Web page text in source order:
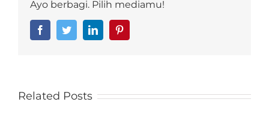
Ayo berbagi. Pilih mediamu!
FacebookTwitterLinkedIn
Related Posts